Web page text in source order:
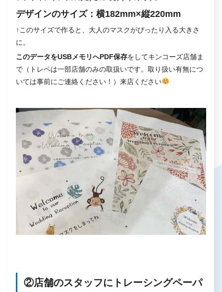
デザインのサイズ：横182mm×縦220mm
↑このサイズで作ると、大人のマスクがぴったり入る大きさ
に。
このデータをUSBメモリへPDF保存をしてキンコーズ店舗ま
で（トレペは一部店舗のみの取扱いです。取り扱い有無につ
いては事前にご連絡ください！）来店ください
②店舗のスタッフにトレーシングペーパ